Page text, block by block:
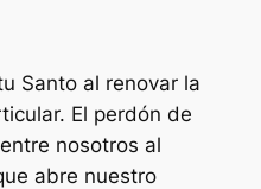
Santo al renovar la
El perdón de
nosotros al
abre nuestro